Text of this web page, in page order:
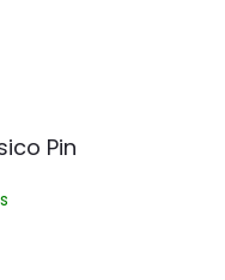
Pin